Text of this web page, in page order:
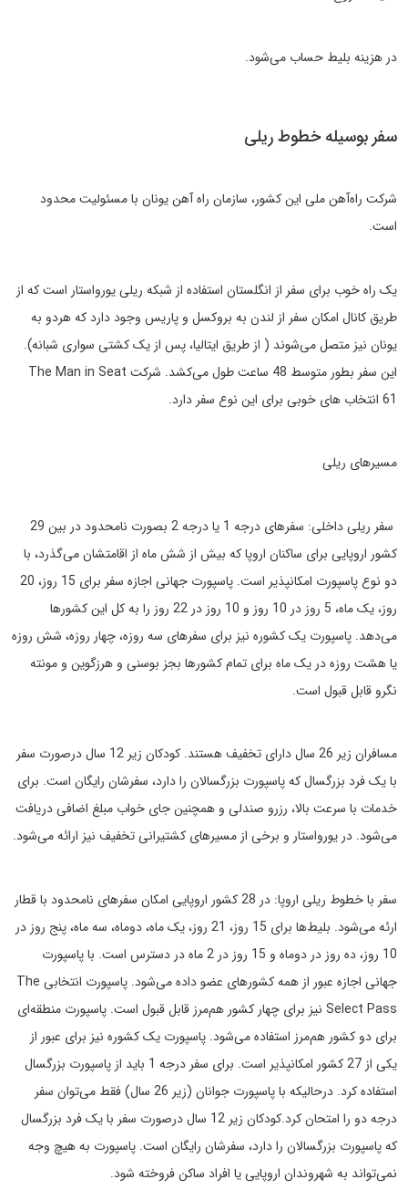
در هزینه بلیط حساب می‌شود.
سفر بوسیله خطوط ریلی
شرکت راه‌آهن ملی این کشور، سازمان راه آهن یونان با مسئولیت محدود
است.
یک راه خوب برای سفر از انگلستان استفاده از شبکه ریلی یورواستار است که از
طریق کانال امکان سفر از لندن به بروکسل و پاریس وجود دارد که هردو به
یونان نیز متصل می‌شوند ( از طریق ایتالیا، پس از یک کشتی سواری شبانه).
این سفر بطور متوسط 48 ساعت طول می‌کشد. شرکت The Man in Seat
61 انتخاب های خوبی برای این نوع سفر دارد.
مسیرهای ریلی
سفر ریلی داخلی: سفرهای درجه 1 یا درجه 2 بصورت نامحدود در بین 29
کشور اروپایی برای ساکنان اروپا که بیش از شش ماه از اقامتشان می‌گذرد، با
دو نوع پاسپورت امکانپذیر است. پاسپورت جهانی اجازه سفر برای 15 روز، 20
روز، یک ماه، 5 روز در 10 روز و 10 روز در 22 روز را به کل این کشورها
می‌دهد. پاسپورت یک کشوره نیز برای سفرهای سه روزه، چهار روزه، شش روزه
یا هشت روزه در یک ماه برای تمام کشورها بجز بوسنی و هرزگوین و مونته
نگرو قابل قبول است.
مسافران زیر 26 سال دارای تخفیف هستند. کودکان زیر 12 سال درصورت سفر
با یک فرد بزرگسال که پاسپورت بزرگسالان را دارد، سفرشان رایگان است. برای
خدمات با سرعت بالا، رزرو صندلی و همچنین جای خواب مبلغ اضافی دریافت
می‌شود. در یورواستار و برخی از مسیرهای کشتیرانی تخفیف نیز ارائه می‌شود.
سفر با خطوط ریلی اروپا: در 28 کشور اروپایی امکان سفرهای نامحدود با قطار
ارئه می‌شود. بلیط‌ها برای 15 روز، 21 روز، یک ماه، دوماه، سه ماه، پنج روز در
10 روز، ده روز در دوماه و 15 روز در 2 ماه در دسترس است. با پاسپورت
جهانی اجازه عبور از همه کشورهای عضو داده می‌شود. پاسپورت انتخابی The
Select Pass نیز برای چهار کشور هم‌مرز قابل قبول است. پاسپورت منطقه‌ای
برای دو کشور هم‌مرز استفاده می‌شود. پاسپورت یک کشوره نیز برای عبور از
یکی از 27 کشور امکانپذیر است. برای سفر درجه 1 باید از پاسپورت بزرگسال
استفاده کرد. درحالیکه با پاسپورت جوانان (زیر 26 سال) فقط می‌توان سفر
درجه دو را امتحان کرد.کودکان زیر 12 سال درصورت سفر با یک فرد بزرگسال
که پاسپورت بزرگسالان را دارد، سفرشان رایگان است. پاسپورت به هیچ وجه
نمی‌تواند به شهروندان اروپایی یا افراد ساکن فروخته شود.